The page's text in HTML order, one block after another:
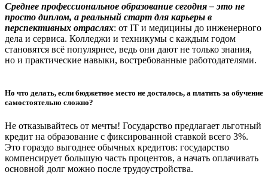
Среднее профессиональное образование сегодня – это не
просто диплом, а реальный старт для карьеры в
перспективных отраслях: от IT и медицины до инженерного
дела и сервиса. Колледжи и техникумы с каждым годом
становятся всё популярнее, ведь они дают не только знания,
но и практические навыки, востребованные работодателями.
Но что делать, если бюджетное место не досталось, а платить за обучение
самостоятельно сложно?
Не отказывайтесь от мечты! Государство предлагает льготный
кредит на образование с фиксированной ставкой всего 3%.
Это гораздо выгоднее обычных кредитов: государство
компенсирует большую часть процентов, а начать оплачивать
основной долг можно после трудоустройства.